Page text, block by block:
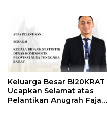
Keluarga Besar BI20KRAT
Ucapkan Selamat atas
Pelantikan Anugrah Fajar